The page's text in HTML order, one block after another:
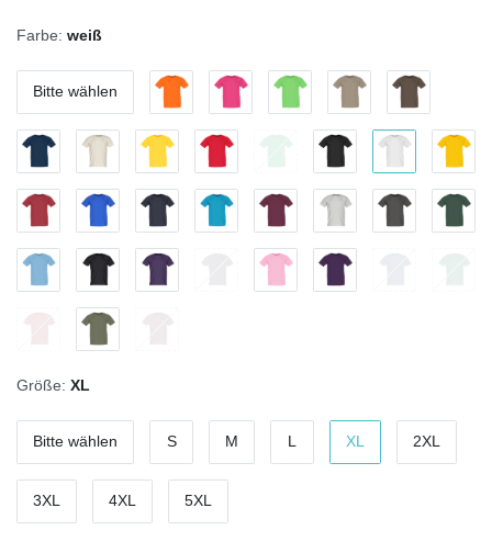
Farbe: weiß
Bitte wählen
Größe: XL
Bitte wählen S M L XL 2XL
3XL 4XL 5XL